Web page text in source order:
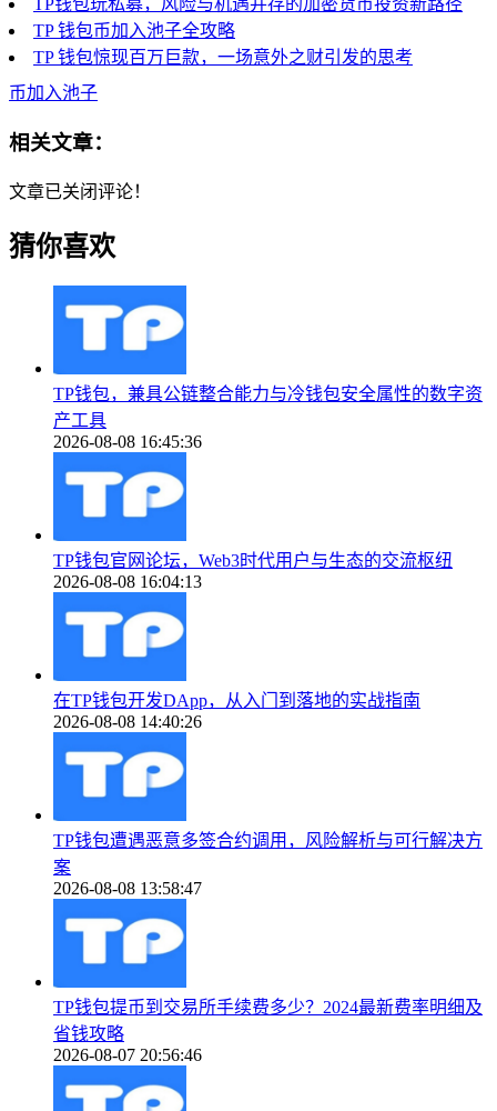
TP钱包玩私募，风险与机遇并存的加密货币投资新路径
TP 钱包币加入池子全攻略
TP 钱包惊现百万巨款，一场意外之财引发的思考
币加入池子
相关文章：
文章已关闭评论！
猜你喜欢
TP钱包，兼具公链整合能力与冷钱包安全属性的数字资
产工具
2026-08-08 16:45:36
TP钱包官网论坛，Web3时代用户与生态的交流枢纽
2026-08-08 16:04:13
在TP钱包开发DApp，从入门到落地的实战指南
2026-08-08 14:40:26
TP钱包遭遇恶意多签合约调用，风险解析与可行解决方
案
2026-08-08 13:58:47
TP钱包提币到交易所手续费多少？2024最新费率明细及
省钱攻略
2026-08-07 20:56:46